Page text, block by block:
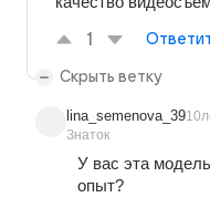
1
Скрыть ветку
lina_semenova_39
Знаток
У вас эта
опыт?